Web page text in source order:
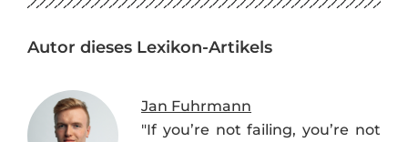
Autor dieses Lexikon-Artikels
Jan Fuhrmann
"If you’re not failing, you’re not